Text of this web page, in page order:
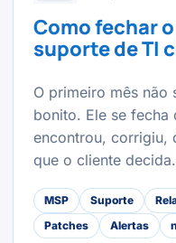
Como fechar
suporte de TI
O primeiro mês não
bonito. Ele se
encontrou, corrigiu,
que o cliente decida.
MSP Suporte
Patches
Alertas